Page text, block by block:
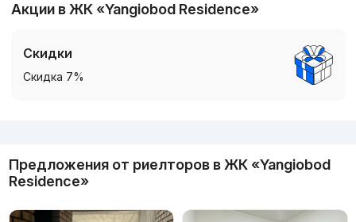
Акции в ЖК «Yangiobod Residence»
Скидки
Скидка 7%
Предложения от риелторов в ЖК «Yangiobod
Residence»